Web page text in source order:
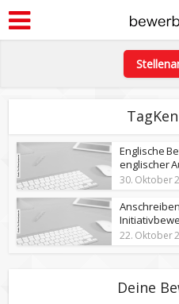
Englische
englischer
30. Oktober
22. Oktober
Deine